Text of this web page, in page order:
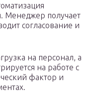
Менеджер получает
согласование и
на персонал, а
на работе с
фактор и